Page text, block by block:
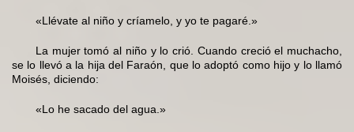
«Llévate al niño y críamelo, y yo te pagaré.»
La mujer tomó al niño y lo crió. Cuando creció el muchacho,
se lo llevó a la hija del Faraón, que lo adoptó como hijo y lo llamó
Moisés, diciendo:
«Lo he sacado del agua.»